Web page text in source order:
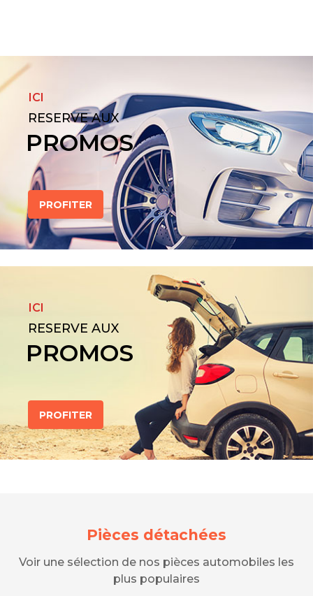
ICI
RESERVE AUX
PROMOS
PROFITER
ICI
RESERVE AUX
PROMOS
PROFITER
Pièces détachées
Voir une sélection de nos pièces automobiles les
plus populaires